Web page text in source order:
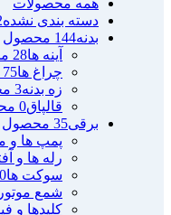
دسته بندی نشده
بدنه144 محصول
آینه ها28 محصول
چراغ ها75 محصول
زه بدنه3 محصول
قالپاق0 محصول
برقی35 محصول
پمپ ها و
رله ها و
سوکت ها0 محصول
شمع موتور
کلیدها و